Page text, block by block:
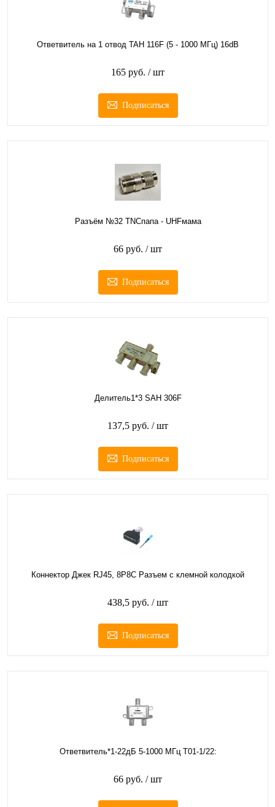
Ответвитель на 1 отвод TAH 116F (5 - 1000 МГц) 16dB
165 руб. / шт
Подписаться
Разъём №32 TNCпапа - UHFмама
66 руб. / шт
Подписаться
Делитель1*3 SAH 306F
137,5 руб. / шт
Подписаться
Коннектор Джек RJ45, 8Р8С Разъем с клемной колодкой
438,5 руб. / шт
Подписаться
Ответвитель*1-22дБ 5-1000 МГц T01-1/22:
66 руб. / шт